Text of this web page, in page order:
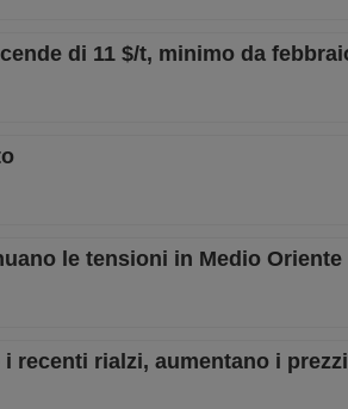
di 11 $/t, minimo da
le tensioni in Medio Oriente
recenti rialzi, aumentano i